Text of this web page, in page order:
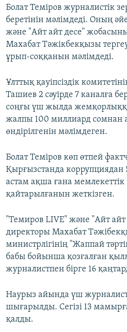
Болат Теміров журналистік
беретінін мәлімдеді. Оның
және "Айт айт десе"
Махабат Тәжікбекқызы
ұрып-cоққанын мәлімдеді.
Ұлттық қауіпсіздік
Ташиев 2 сәуірде 7 каналға
соңғы үш жылда
жалпы 100 миллиард сомнан
өндірілгенін мәлімдеген.
Болат Теміров көп өтпей
Қырғызстанда
астам ақша ғана мемлекеттік
қайтарылғанын жеткізген.
"Темиров LIVE" және "Айт
директоры Махабат
министрлігінің "Жаппай
бабы бойынша қозғалған
журналистпен бірге 16
Наурыз айында үш
шығарылды. Сегізі 13
қалды.